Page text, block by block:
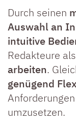
Durch seinen
Auswahl an
intuitive
Redakteure
arbeiten.
genügend
umzusetzen.